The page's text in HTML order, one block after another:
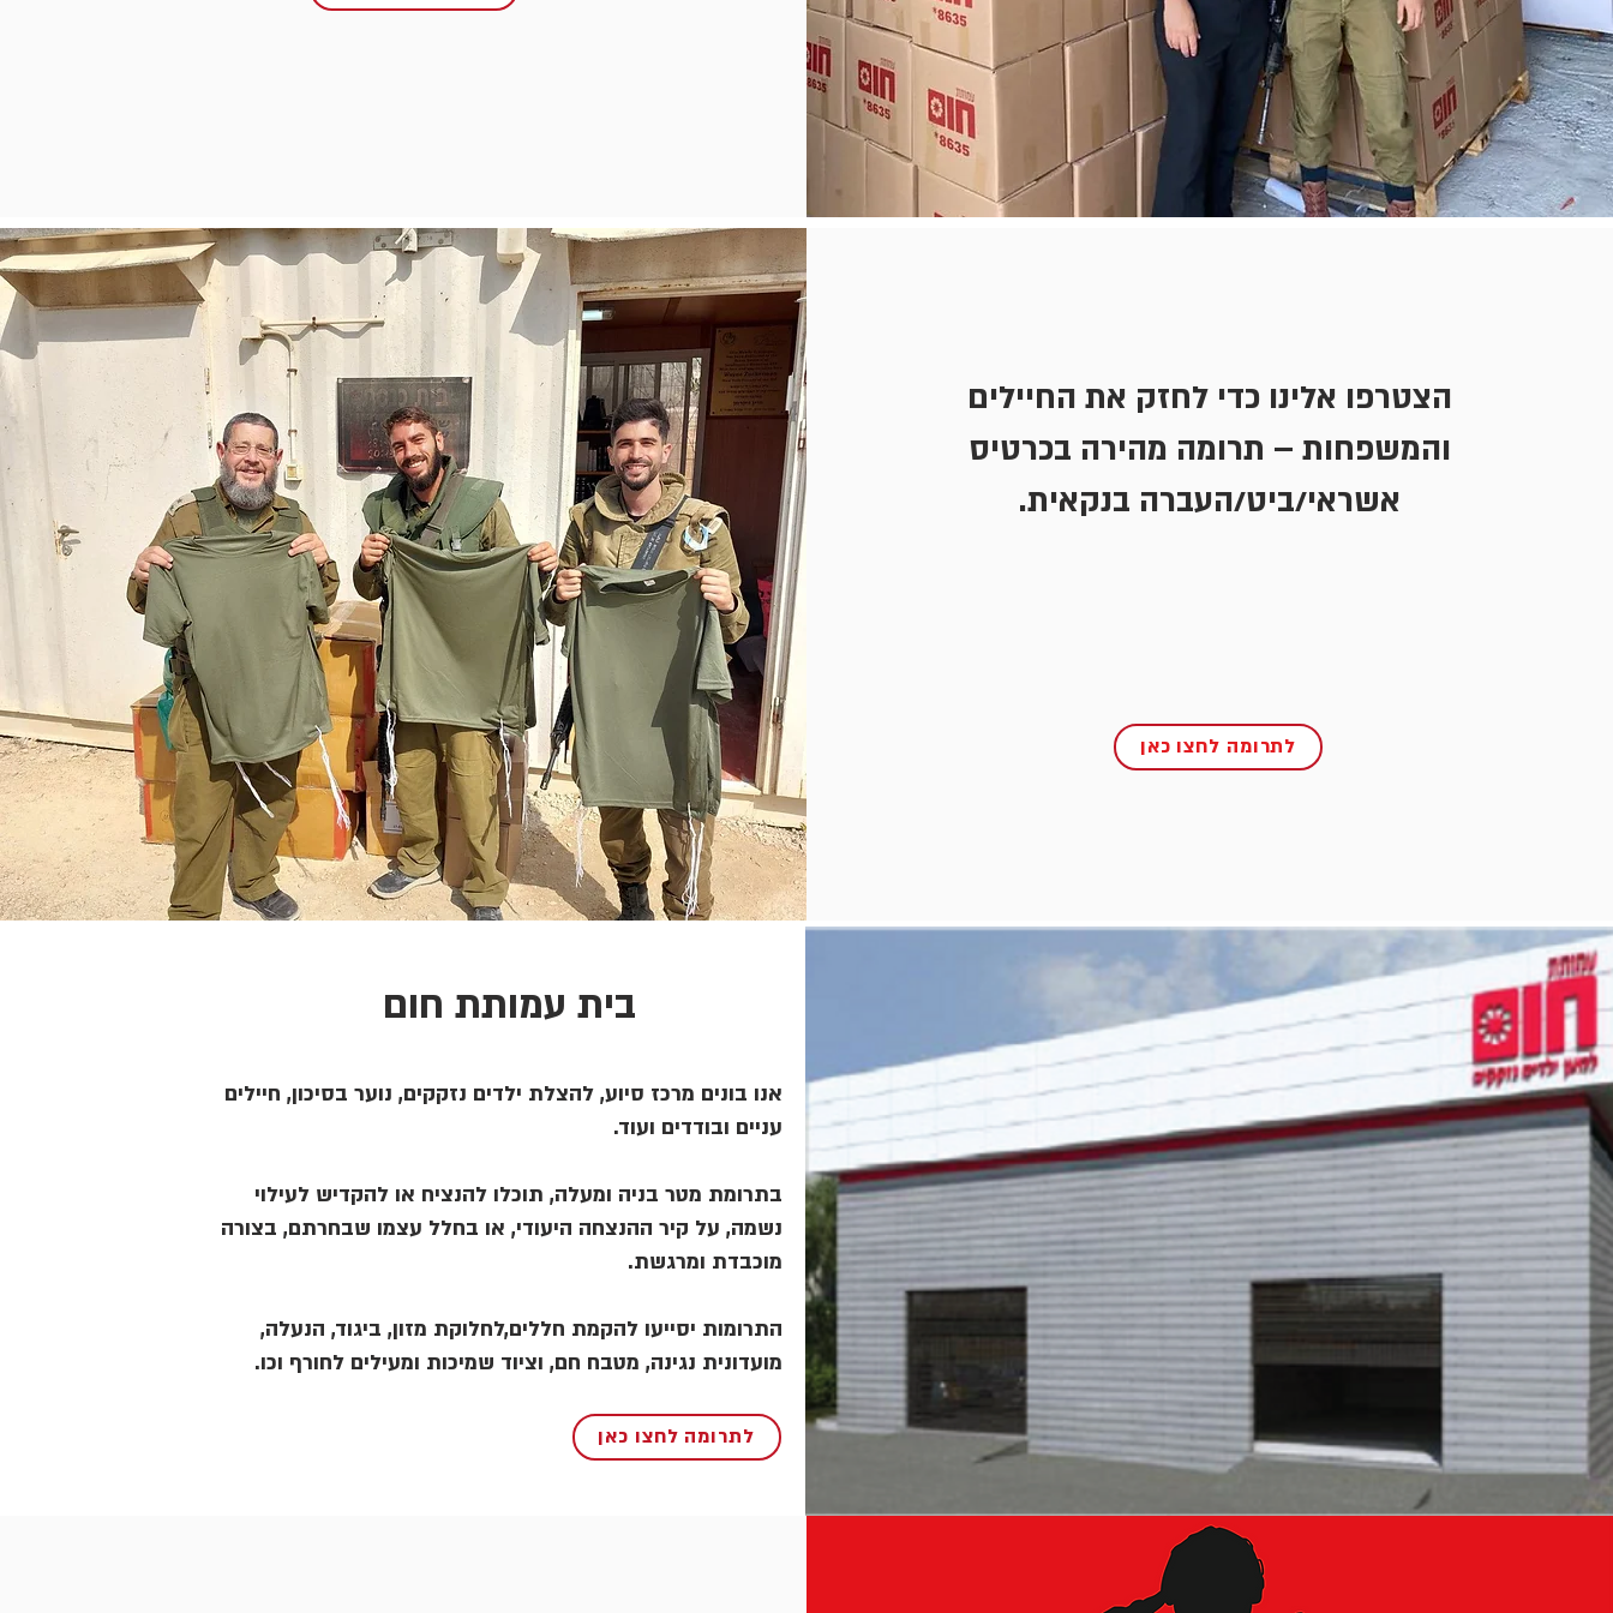
הצטרפו אלינו כדי לחזק את החיילים
והמשפחות – תרומה מהירה בכרטיס
אשראי/ביט/העברה בנקאית.
לתרומה לחצו כאן
בית עמותת חום
אנו בונים מרכז סיוע, להצלת ילדים נזקקים, נוער בסיכון, חיילים
עניים ובודדים ועוד.
בתרומת מטר בניה ומעלה, תוכלו להנציח או להקדיש לעילוי
נשמה, על קיר ההנצחה היעודי, או בחלל עצמו שבחרתם, בצורה
מוכבדת ומרגשת.
התרומות יסייעו להקמת חללים,לחלוקת מזון, ביגוד, הנעלה,
מועדונית נגינה, מטבח חם, וציוד שמיכות ומעילים לחורף וכו.
לתרומה לחצו כאן